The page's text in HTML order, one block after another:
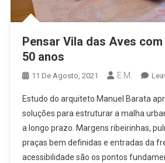
Pensar Vila das Aves
50 anos
11 De Agosto, 2021 E.M.
Estudo do arquiteto Manuel Barata
soluções para estruturar a malha
a longo prazo. Margens ribeirinhas,
praças bem definidas e entradas da
acessibilidade são os pontos